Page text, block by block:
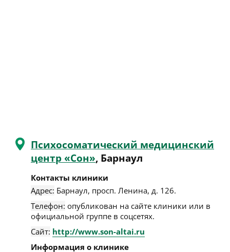
Психосоматический медицинский
центр «Сон», Барнаул
Контакты клиники
Адрес: Барнаул, просп. Ленина, д. 126.
Телефон: опубликован на сайте клиники или в
официальной группе в соцсетях.
Сайт: http://www.son-altai.ru
Информация о клинике